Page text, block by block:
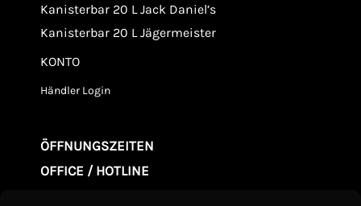
Kanisterbar 20 L Jack Daniel’s
Kanisterbar 20 L Jägermeister
KONTO
Händler Login
ÖFFNUNGSZEITEN
OFFICE / HOTLINE